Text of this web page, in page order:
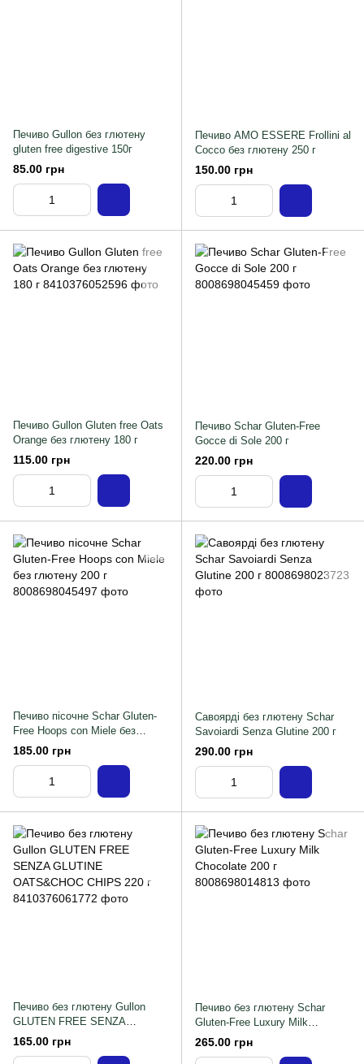
Печиво Gullon без глютену
gluten free digestive 150г
85.00 грн
Печиво AMO ESSERE Frollini al
Cocco без глютену 250 г
150.00 грн
Печиво Gullon Gluten free Oats
Orange без глютену 180 г
115.00 грн
Печиво Schar Gluten-Free
Gocce di Sole 200 г
220.00 грн
Печиво пісочне Schar Gluten-
Free Hoops con Miele без
глютену 200 г
185.00 грн
Савоярді без глютену Schar
Savoiardi Senza Glutine 200 г
290.00 грн
Печиво без глютену Gullon
GLUTEN FREE SENZA
GLUTINE OATS&CHOC CHIPS
165.00 грн
Печиво без глютену Schar
Gluten-Free Luxury Milk
Chocolate 200 г
265.00 грн